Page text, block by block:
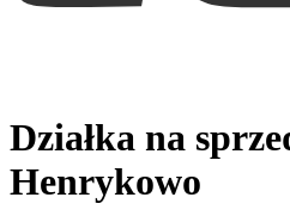
Działka na
Henrykowo